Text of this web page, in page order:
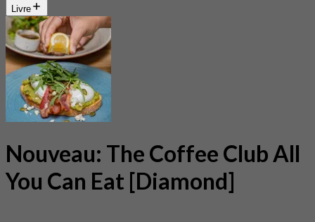
Livre
Nouveau: The Coffee Club All
You Can Eat [Diamond]